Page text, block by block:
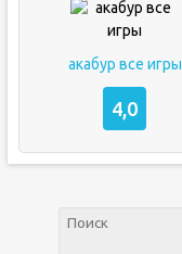
акабур все игры
4,0